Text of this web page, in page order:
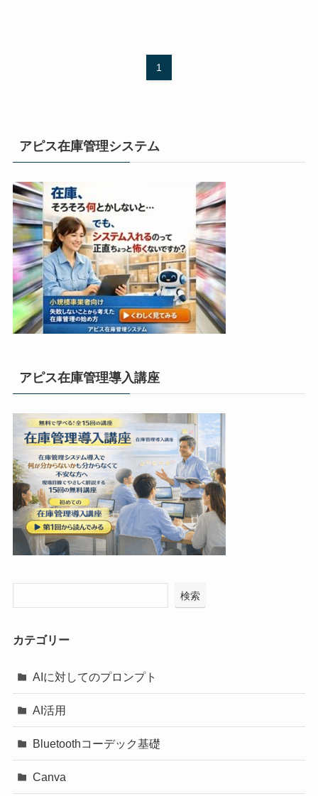
1
アピス在庫管理システム
アピス在庫管理導入講座
検索
カテゴリー
AIに対してのプロンプト
AI活用
Bluetoothコーデック基礎
Canva